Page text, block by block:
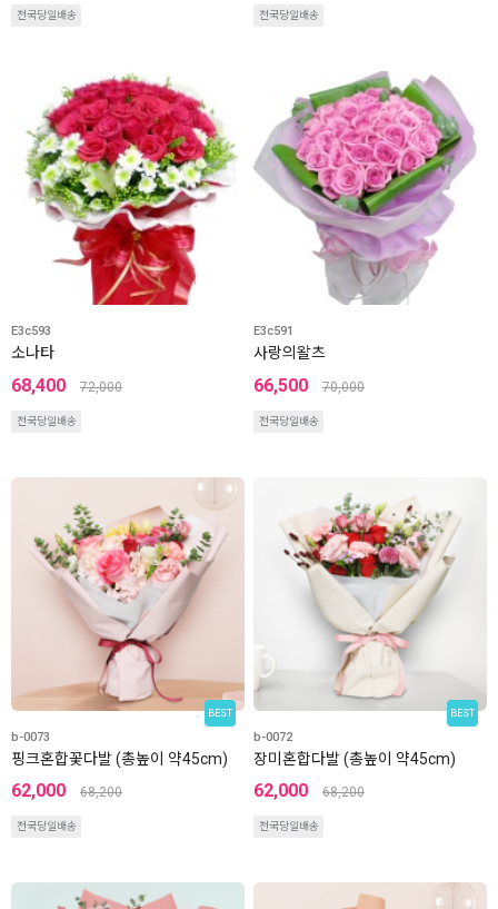
전국당일배송 전국당일배송
E3c593
소나타
68,400 72,000
전국당일배송
E3c591
사랑의왈츠
66,500 70,000
전국당일배송
BEST
b-0073
핑크혼합꽃다발 (총높이 약45cm)
62,000 68,200
전국당일배송
BEST
b-0072
장미혼합다발 (총높이 약45cm)
62,000 68,200
전국당일배송